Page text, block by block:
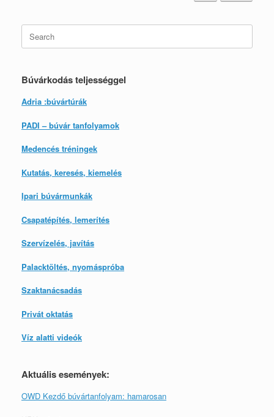
for:
Búvárkodás teljességgel
Adria :búvártúrák
PADI – búvár tanfolyamok
Medencés tréningek
Kutatás, keresés, kiemelés
Ipari búvármunkák
Csapatépítés, lemerítés
Szervízelés, javítás
Palacktöltés, nyomáspróba
Szaktanácsadás
Privát oktatás
Víz alatti videók
Aktuális események:
OWD Kezdő búvártanfolyam: hamarosan